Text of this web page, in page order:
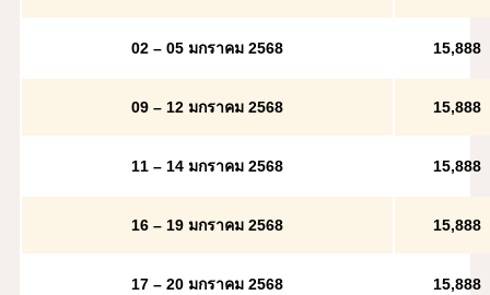
02 – 05 มกราคม 2568 15,888
09 – 12 มกราคม 2568 15,888
11 – 14 มกราคม 2568 15,888
16 – 19 มกราคม 2568 15,888
17 – 20 มกราคม 2568 15,888